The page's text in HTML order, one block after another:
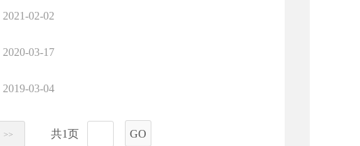
2021-02-02
2020-03-17
2019-03-04
>> 共1页 GO